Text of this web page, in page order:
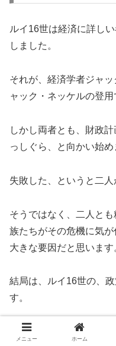
ルイ16世は経済に詳し
しました。
それが、経済学者ジャ
ャック・ネッケルの登用
しかし両者とも、財政
っしぐら、と向かい始め
失敗した、というと二人
そうではなく、二人と
族たちがその危機に気
大きな要因だと思います
結局は、ルイ16世の、
す。
なんといっても、フラ
メニュー ホーム